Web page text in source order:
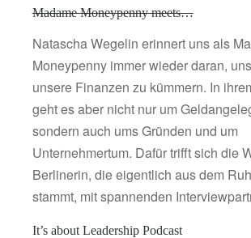
Madame Moneypenny meets…
Natascha Wegelin erinnert uns als
Moneypenny immer wieder daran,
unsere Finanzen zu kümmern. In
geht es aber nicht nur um
sondern auch ums Gründen und um
Unternehmertum. Dafür trifft sich die
Berlinerin, die eigentlich aus dem
stammt, mit spannenden
It’s about Leadership Podcast